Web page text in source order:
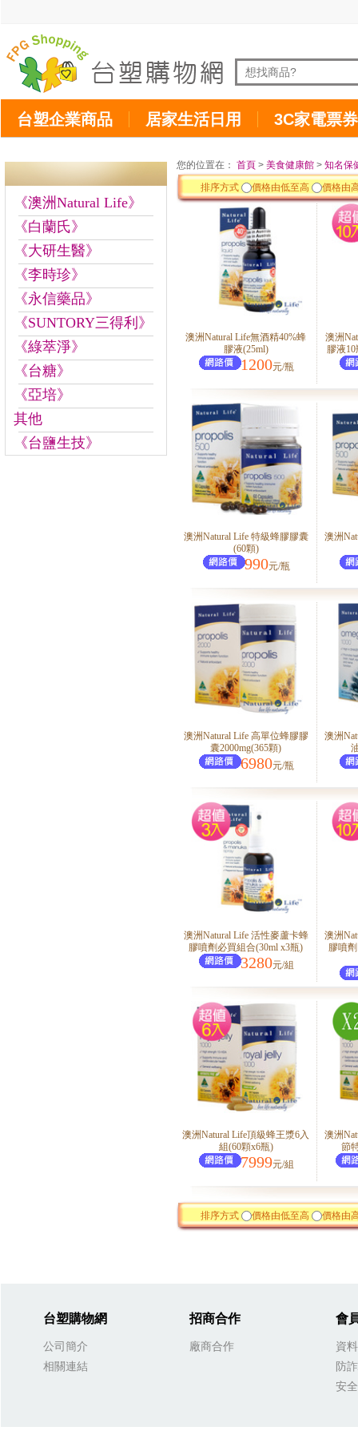
台塑企業商品 居家生活日用 3C家電票券
《澳洲Natural Life》
《白蘭氏》
《大研生醫》
《李時珍》
《永信藥品》
《SUNTORY三得利》
《綠萃淨》
《台糖》
《亞培》
其他
《台鹽生技》
您的位置在： 首頁 > 美食健康館 > 知名保
排序方式
價格由低至高 價格由
澳洲Natural Life無酒精40%蜂
膠液(25ml)
1200元/瓶
澳洲
膠液
澳洲Natural Life 特級蜂膠膠囊
(60顆)
990元/瓶
澳洲
澳洲Natural Life 高單位蜂膠膠
囊2000mg(365顆)
6980元/瓶
澳洲
澳洲Natural Life 活性麥蘆卡蜂
膠噴劑必買組合(30ml x3瓶)
3280元/組
澳洲
膠噴
澳洲Natural Life頂級蜂王漿6入
組(60顆x6瓶)
7999元/組
澳洲
節
排序方式 價格由低至高 價格由
台塑購物網
公司簡介
相關連結
招商合作
廠商合作
會
資
防
安